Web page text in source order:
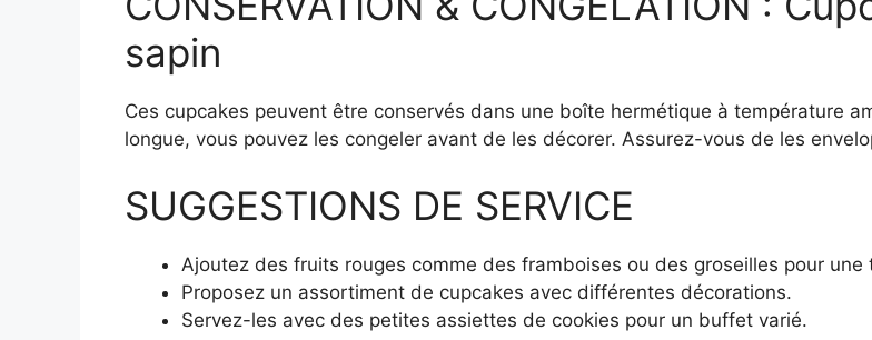
sapin
Ces cupcakes peuvent être conservés dans une boîte hermétique à température
longue, vous pouvez les congeler avant de les décorer. Assurez-vous de les
SUGGESTIONS DE SERVICE
Ajoutez des fruits rouges comme des framboises ou des groseilles pour une
Proposez un assortiment de cupcakes avec différentes décorations.
Servez-les avec des petites assiettes de cookies pour un buffet varié.